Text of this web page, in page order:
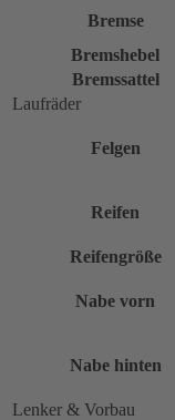
Bremse
Bremshebel
Bremssattel
Laufräder
Felgen
Reifen
Reifengröße
Nabe vorn
Nabe hinten
Lenker & Vorbau